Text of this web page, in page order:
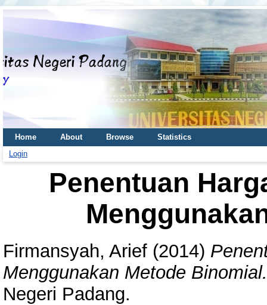
Home About Browse
Statistics
Login
Penentuan
Firmansyah, Arief (2014)
Menggunakan Metode Binomial.
Negeri Padang.